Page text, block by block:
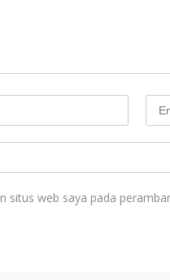
situs web saya pada